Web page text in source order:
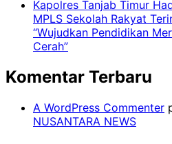
Kapolres Tanjab Timur
MPLS Sekolah Rakyat
“Wujudkan Pendidikan
Cerah”
Komentar Terbaru
A WordPress Commenter
NUSANTARA NEWS